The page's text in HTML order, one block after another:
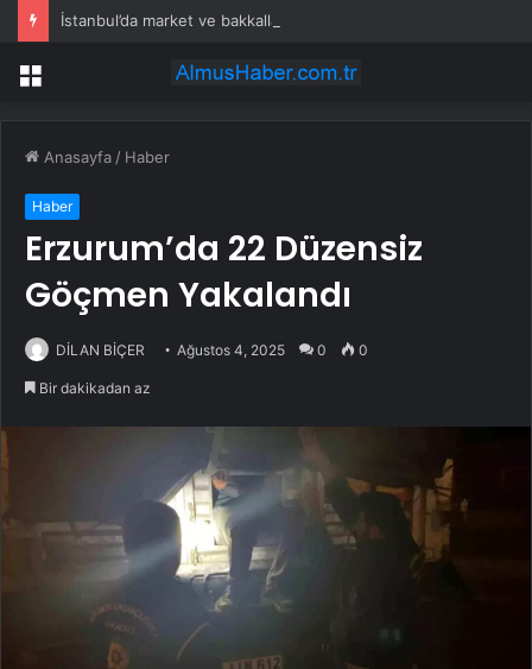
Menü
Anasayfa / Haber
Haber
Erzurum’da 22 Düzensiz
Göçmen Yakalandı
DİLAN BİÇER Ağustos 4, 2025 0 0
Bir dakikadan az